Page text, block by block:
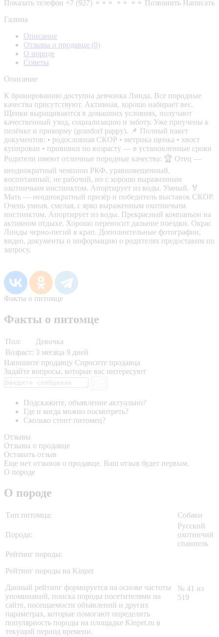
Показать телефон +7 (927) ⚬⚬⚬ ⚬⚬ ⚬⚬ Позвонить Написать
Галина
Описание
Отзывы о продавце (0)
О породе
Советы
Описание
К бронированию доступна девчонка Линда. Все породные
качества присутствуют. Активная, хорошо набирает вес.
Щенки выращиваются в домашних условиях, получают
качественный уход, социализацию и заботу. Уже приучены к
пелёнке и прикорму (grandorf pappy). 📌 Полный пакет
документов: • родословная СКОР • метрика щенка • хвост
купирован • прививки по возрасту — в установленные сроки
Родители имеют отличные породные качества: 🏆 Отец —
неоднократный чемпион РКФ, уравновешенный,
воспитанный, не рабочий, но с хорошо выраженным
охотничьим инстинктом. Апортирует из воды. Умный. 🏅
Мать — неоднократный призёр и победитель выставок СКОР.
Очень умная, смелая, с ярко выраженным охотничьим
инстинктом. Апортирует из воды. Прекрасный компаньон на
активном отдыхе. Хорошо переносит дальние поездки. Окрас
Линды черно-пегий в крап. Дополнительные фотографии,
видео, документы и информацию о родителях предоставим по
запросу.
Факты о питомце
Факты о питомце
Пол:
Девочка
Возраст: 3 месяца 9 дней
Напишите продавцу Спросите продавца
Задайте вопросы, которые вас интересуют
Подскажите, объявление актуально?
Где и когда можно посмотреть?
Сколько стоит питомец?
Отзывы
Отзывы о продавце
Оставить отзыв
Еще нет отзывов о продавце. Ваш отзыв будет первым.
О породе
О породе
Тип питомца: Собаки
Порода:
Русский
охотничий
спаниель
Рейтинг породы:
Рейтинг породы на Kinpet
Данный рейтинг формируется на основе частоты
упоминаний, поиска породы посетителями на
сайте, посещаемости объявлений и других
параметрах, которые помогают определить
популярность породы на площадке Kinpet.ru в
текущий период времени.
№ 41 из
519